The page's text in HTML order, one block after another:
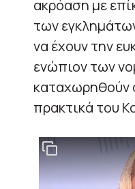
ακρόαση με
των
να έχουν την
ενώπιον των
καταχωρηθούν
πρακτικά του